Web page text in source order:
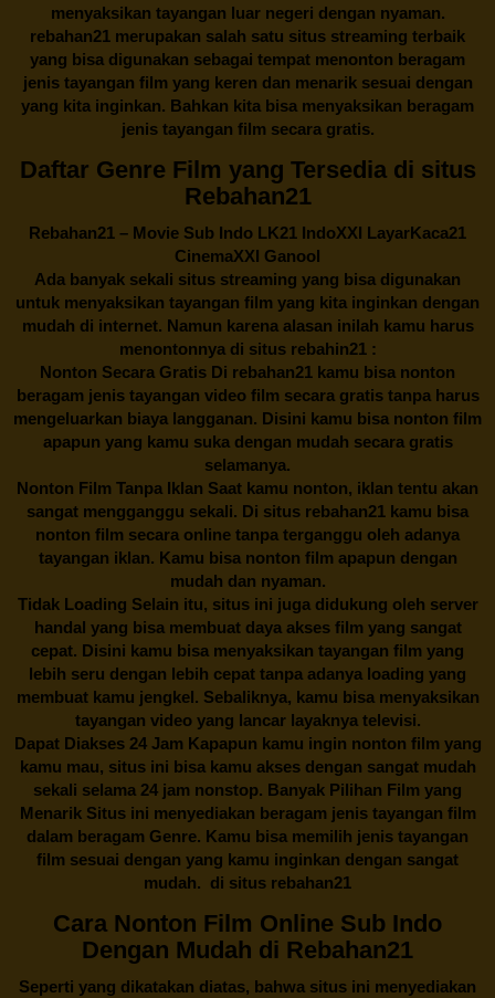
menyaksikan tayangan luar negeri dengan nyaman.
rebahan21 merupakan salah satu situs streaming terbaik
yang bisa digunakan sebagai tempat menonton beragam
jenis tayangan film yang keren dan menarik sesuai dengan
yang kita inginkan. Bahkan kita bisa menyaksikan beragam
jenis tayangan film secara gratis.
Daftar Genre Film yang Tersedia di situs
Rebahan21
Rebahan21 – Movie Sub Indo LK21 IndoXXI LayarKaca21
CinemaXXI Ganool
Ada banyak sekali situs streaming yang bisa digunakan
untuk menyaksikan tayangan film yang kita inginkan dengan
mudah di internet. Namun karena alasan inilah kamu harus
menontonnya di situs rebahin21 :
Nonton Secara Gratis Di rebahan21 kamu bisa nonton
beragam jenis tayangan video film secara gratis tanpa harus
mengeluarkan biaya langganan. Disini kamu bisa nonton film
apapun yang kamu suka dengan mudah secara gratis
selamanya.
Nonton Film Tanpa Iklan Saat kamu nonton, iklan tentu akan
sangat mengganggu sekali. Di situs rebahan21 kamu bisa
nonton film secara online tanpa terganggu oleh adanya
tayangan iklan. Kamu bisa nonton film apapun dengan
mudah dan nyaman.
Tidak Loading Selain itu, situs ini juga didukung oleh server
handal yang bisa membuat daya akses film yang sangat
cepat. Disini kamu bisa menyaksikan tayangan film yang
lebih seru dengan lebih cepat tanpa adanya loading yang
membuat kamu jengkel. Sebaliknya, kamu bisa menyaksikan
tayangan video yang lancar layaknya televisi.
Dapat Diakses 24 Jam Kapapun kamu ingin nonton film yang
kamu mau, situs ini bisa kamu akses dengan sangat mudah
sekali selama 24 jam nonstop. Banyak Pilihan Film yang
Menarik Situs ini menyediakan beragam jenis tayangan film
dalam beragam Genre. Kamu bisa memilih jenis tayangan
film sesuai dengan yang kamu inginkan dengan sangat
mudah. di situs rebahan21
Cara Nonton Film Online Sub Indo
Dengan Mudah di Rebahan21
Seperti yang dikatakan diatas, bahwa situs ini menyediakan